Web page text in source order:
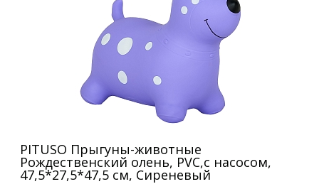
PITUSO Прыгуны-животные
Рождественский олень, PVC,с насосом,
47,5*27,5*47,5 см, Сиреневый